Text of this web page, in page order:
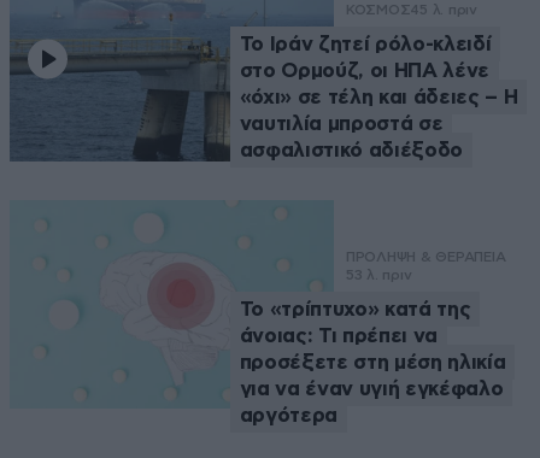
ΚΟΣΜΟΣ45 λ. πριν
Το Ιράν ζητεί ρόλο-κλειδί
στο Ορμούζ, οι ΗΠΑ λένε
«όχι» σε τέλη και άδειες – Η
ναυτιλία μπροστά σε
ασφαλιστικό αδιέξοδο
ΠΡΟΛΗΨΗ & ΘΕΡΑΠΕΙΑ
53 λ. πριν
Το «τρίπτυχο» κατά της
άνοιας: Τι πρέπει να
προσέξετε στη μέση ηλικία
για να έναν υγιή εγκέφαλο
αργότερα